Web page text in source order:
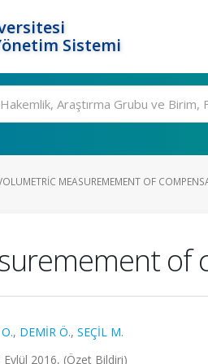
Sistemi
MEASUREMEMENT OF
of
, DEMİR Ö., SEÇİL M.
2016, (Özet Bildiri)